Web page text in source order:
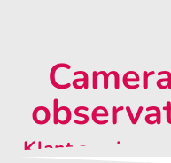
Klant aan het